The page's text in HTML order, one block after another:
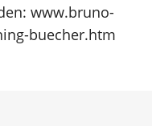
www.bruno-
buecher.htm